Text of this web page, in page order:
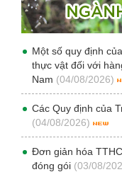
Một số quy định
thực vật đối với
Nam (04/08/2026)
Các Quy định của
(04/08/2026)
Đơn giản hóa
đóng gói (03/08/